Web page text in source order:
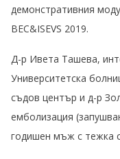
демонстративния
BEC&ISEVS 2019.
Д-р Ивета Ташева,
Университетска
съдов център и д-р
емболизация
годишен мъж с тежка